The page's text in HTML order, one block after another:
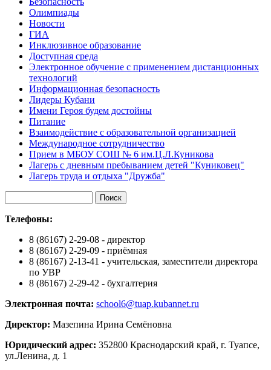
Олимпиады
Новости
ГИА
Инклюзивное образование
Доступная среда
Электронное обучение с применением дистанционных
технологий
Информационная безопасность
Лидеры Кубани
Имени Героя будем достойны
Питание
Взаимодействие с образовательной организацией
Международное сотрудничество
Прием в МБОУ СОШ № 6 им.Ц.Л.Куникова
Лагерь с дневным пребыванием детей "Куниковец"
Лагерь труда и отдыха "Дружба"
Телефоны:
8 (86167) 2-29-08 - директор
8 (86167) 2-29-09 - приёмная
8 (86167) 2-13-41 - учительская, заместители директора
по УВР
8 (86167) 2-29-42 - бухгалтерия
Электронная почта: school6@tuap.kubannet.ru
Директор: Мазепина Ирина Семёновна
Юридический адрес: 352800 Краснодарский край, г. Туапсе,
ул.Ленина, д. 1